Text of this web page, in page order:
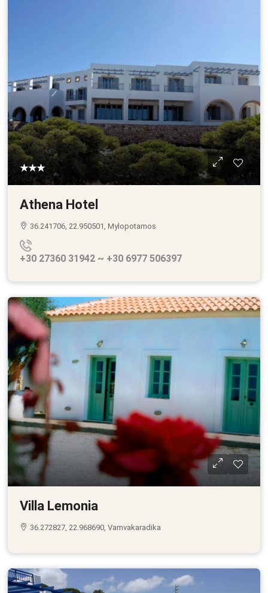
★★★
Athena Hotel
36.241706, 22.950501, Mylopotamos
+30 27360 31942 ~ +30 6977 506397
Villa Lemonia
36.272827, 22.968690, Vamvakaradika